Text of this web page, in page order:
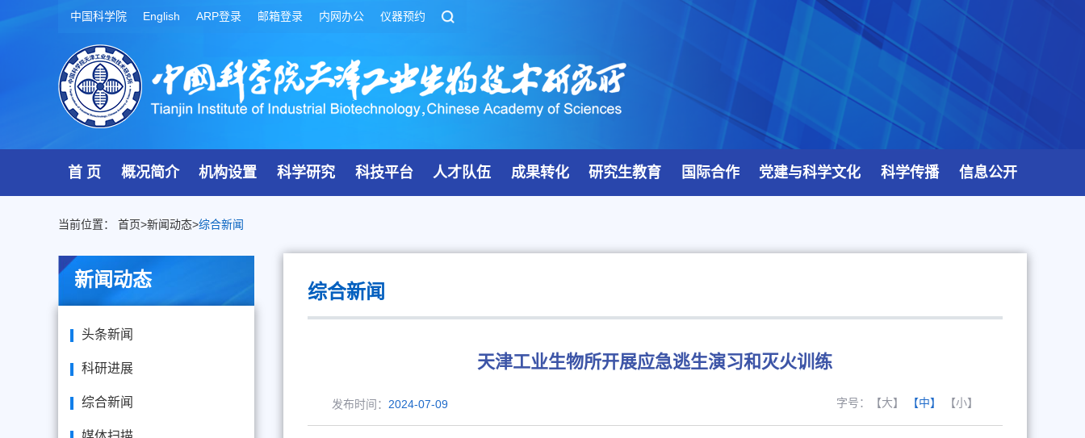
中国科学院 English ARP登录 邮箱登录 内网办公 仪器预约
首 页 概况简介 机构设置 科学研究 科技平台 人才队伍 成果转化 研究生教育 国际合作 党建与科学文化 科学传播 信息公开
当前位置： 首页>新闻动态>综合新闻
新闻动态
头条新闻
科研进展
综合新闻
综合新闻
天津工业生物所开展应急逃生演习和灭火训练
发布时间： 2024-07-09 字号： 【大】 【中】 【小】